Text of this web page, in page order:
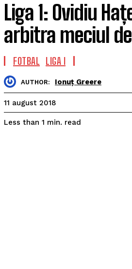
Liga 1: Ovidiu
arbitra meciul
FOTBAL LIGA I
AUTHOR: Ionuț Greere
11 august 2018
Less than 1 min. read